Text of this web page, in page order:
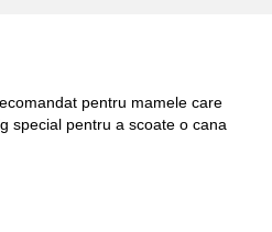
pentru mamele care
special pentru a scoate o cana